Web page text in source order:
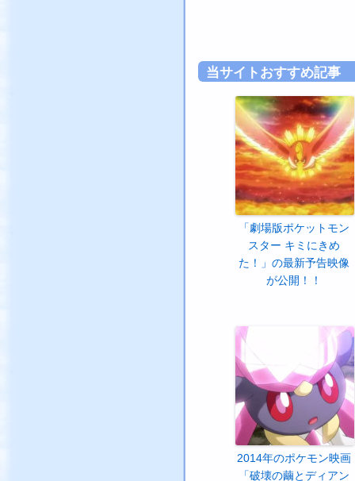
当サイトおすすめ記事
「劇場版ポケットモン
スター キミにきめ
た！」の最新予告映像
が公開！！
2014年のポケモン映画
「破壊の繭とディアン